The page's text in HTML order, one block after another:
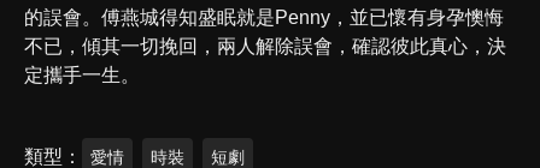
的誤會。傅燕城得知盛眠就是Penny，並已懷有身孕懊悔
不已，傾其一切挽回，兩人解除誤會，確認彼此真心，決
定攜手一生。
類型 愛情 時裝 短劇